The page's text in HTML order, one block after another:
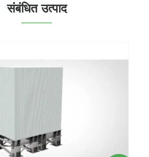
संबंधित उत्पाद